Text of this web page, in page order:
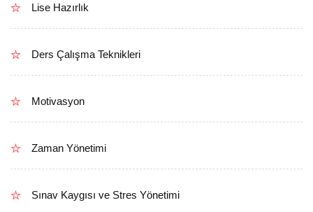
Lise Hazırlık
Ders Çalışma Teknikleri
Motivasyon
Zaman Yönetimi
Sınav Kaygısı ve Stres Yönetimi